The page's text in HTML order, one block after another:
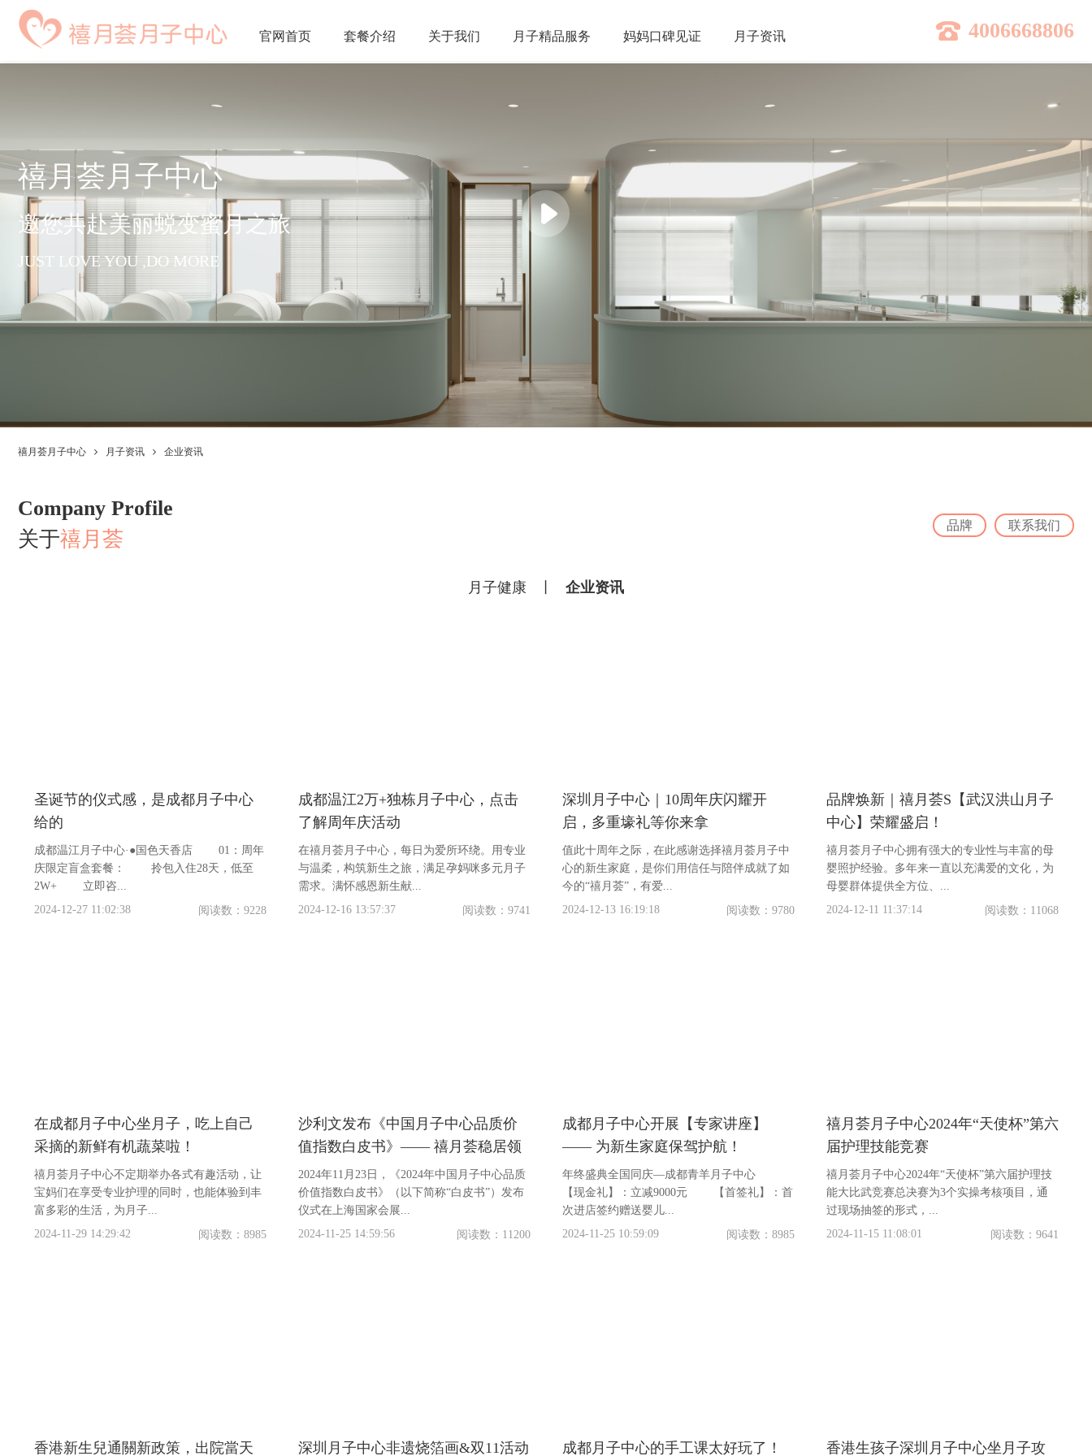
官网首页 套餐介绍 关于我们 月子精品服务 妈妈口碑见证 月子资讯 4006668806
禧月荟月子中心
邀您共赴美丽蜕变蜜月之旅
JUST LOVE YOU ,DO MORE
禧月荟月子中心 月子资讯 企业资讯
Company Profile
关于禧月荟
品牌 联系我们
月子健康 企业资讯
圣诞节的仪式感，是成都月子中心
给的
成都温江月子中心·●国色天香店 01：周年
庆限定盲盒套餐： 拎包入住28天，低至
2W+ 立即咨...
2024-12-27 11:02:38
阅读数：9228
成都温江2万+独栋月子中心，点击
了解周年庆活动
在禧月荟月子中心，每日为爱所环绕。用专业
与温柔，构筑新生之旅，满足孕妈咪多元月子
需求。满怀感恩新生献...
2024-12-16 13:57:37
阅读数：9741
深圳月子中心｜10周年庆闪耀开
启，多重壕礼等你来拿
值此十周年之际，在此感谢选择禧月荟月子中
心的新生家庭，是你们用信任与陪伴成就了如
今的“禧月荟”，有爱...
2024-12-13 16:19:18
阅读数：9780
品牌焕新｜禧月荟S【武汉洪山月子
中心】荣耀盛启！
禧月荟月子中心拥有强大的专业性与丰富的母
婴照护经验。多年来一直以充满爱的文化，为
母婴群体提供全方位、...
2024-12-11 11:37:14
阅读数：11068
在成都月子中心坐月子，吃上自己
采摘的新鲜有机蔬菜啦！
禧月荟月子中心不定期举办各式有趣活动，让
宝妈们在享受专业护理的同时，也能体验到丰
富多彩的生活，为月子...
2024-11-29 14:29:42
阅读数：8985
沙利文发布《中国月子中心品质价
值指数白皮书》—— 禧月荟稳居领
导者象限！第一！
2024年11月23日，《2024年中国月子中心品质
价值指数白皮书》（以下简称“白皮书”）发布
仪式在上海国家会展...
2024-11-25 14:59:56
阅读数：11200
成都月子中心开展【专家讲座】
—— 为新生家庭保驾护航！
年终盛典全国同庆—成都青羊月子中心
【现金礼】：立减9000元 【首签礼】：首
次进店签约赠送婴儿...
2024-11-25 10:59:09
阅读数：8985
禧月荟月子中心2024年“天使杯”第六
届护理技能竞赛
禧月荟月子中心2024年“天使杯”第六届护理技
能大比武竞赛总决赛为3个实操考核项目，通
过现场抽签的形式，...
2024-11-15 11:08:01
阅读数：9641
香港新生兒通關新政策，出院當天 深圳月子中心非遗烧箔画&双11活动 成都月子中心的手工课太好玩了！ 香港生孩子深圳月子中心坐月子攻